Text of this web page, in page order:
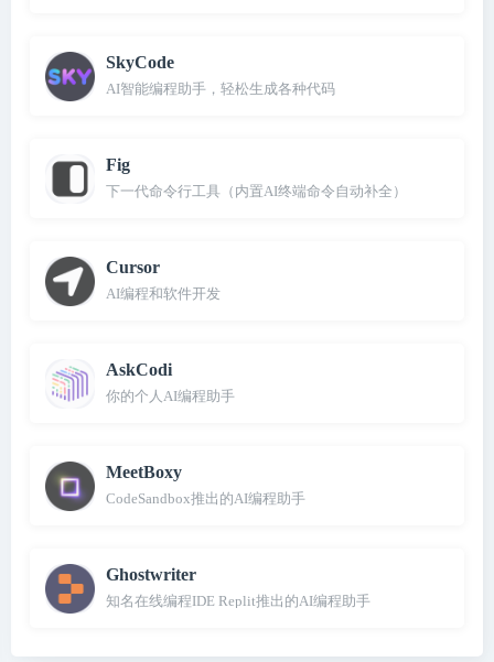
SkyCode
AI智能编程助手，轻松生成各种代码
Fig
下一代命令行工具（内置AI终端命令自动补全）
Cursor
AI编程和软件开发
AskCodi
你的个人AI编程助手
MeetBoxy
CodeSandbox推出的AI编程助手
Ghostwriter
知名在线编程IDE Replit推出的AI编程助手